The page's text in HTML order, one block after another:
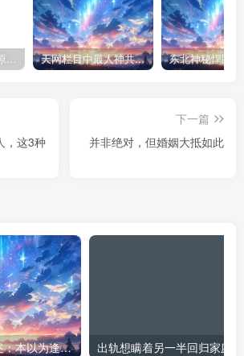
雨后小故事完整版原片动态图（图+文字解说版） 天网栏目中最人神共愤的一期《消失的夫妻》
，这3种
下一篇
并非绝对，但婚姻大抵如此
54岁女人出轨自述：本以为逢场作戏